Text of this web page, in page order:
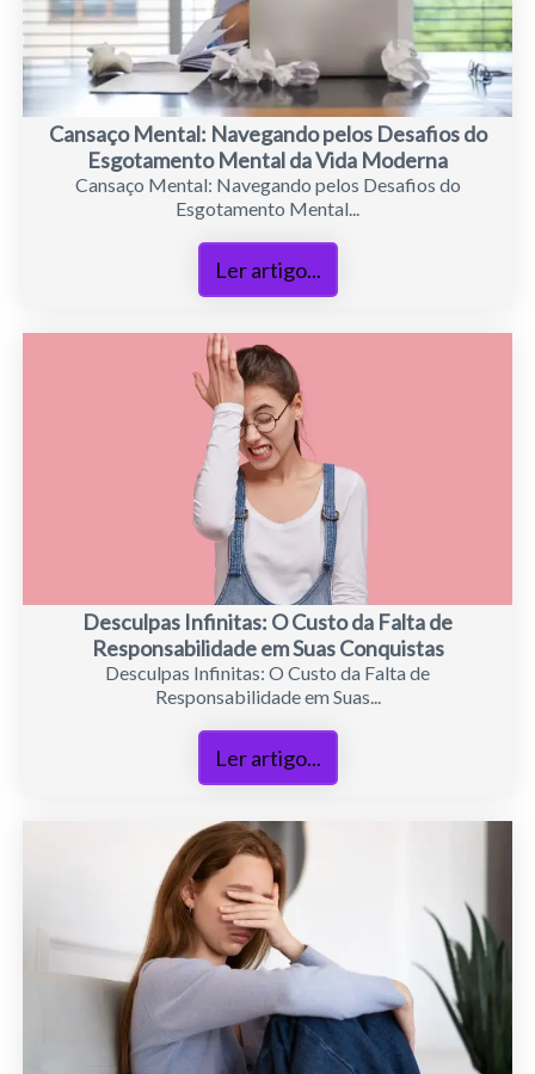
Cansaço Mental: Navegando pelos Desafios do
Esgotamento Mental da Vida Moderna
Cansaço Mental: Navegando pelos Desafios do
Esgotamento Mental...
Ler artigo...
Desculpas Infinitas: O Custo da Falta de
Responsabilidade em Suas Conquistas
Desculpas Infinitas: O Custo da Falta de
Responsabilidade em Suas...
Ler artigo...